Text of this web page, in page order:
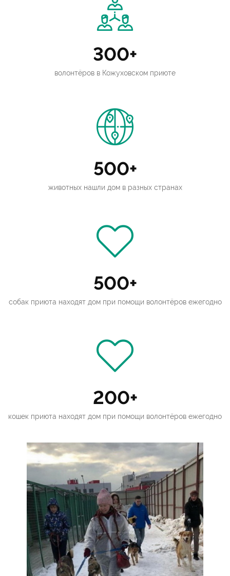
300+
волонтёров в Кожуховском приюте
500+
животных нашли дом в разных странах
500+
собак приюта находят дом при помощи волонтёров ежегодно
200+
кошек приюта находят дом при помощи волонтёров ежегодно